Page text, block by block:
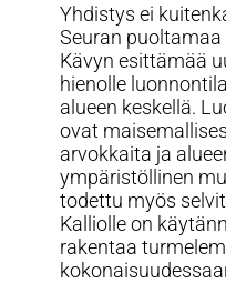
Yhdistys ei
Seuran
Kävyn esittämää
hienolle
alueen keskellä.
ovat
arvokkaita ja
ympäristöllinen
todettu myös
Kalliolle on
rakentaa